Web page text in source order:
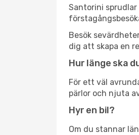
Santorini
Besök
dig att skapa en
Hur länge ska
För ett väl
pärlor och njuta
Hyr en bil?
Om du stannar